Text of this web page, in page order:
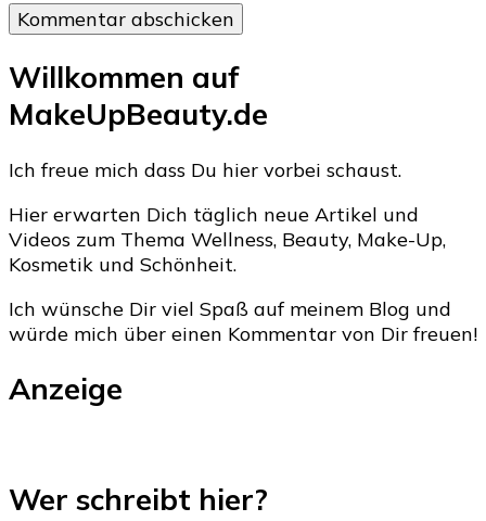
Willkommen auf
MakeUpBeauty.de
Ich freue mich dass Du hier vorbei schaust.
Hier erwarten Dich täglich neue Artikel und
Videos zum Thema Wellness, Beauty, Make-Up,
Kosmetik und Schönheit.
Ich wünsche Dir viel Spaß auf meinem Blog und
würde mich über einen Kommentar von Dir freuen!
Anzeige
Wer schreibt hier?